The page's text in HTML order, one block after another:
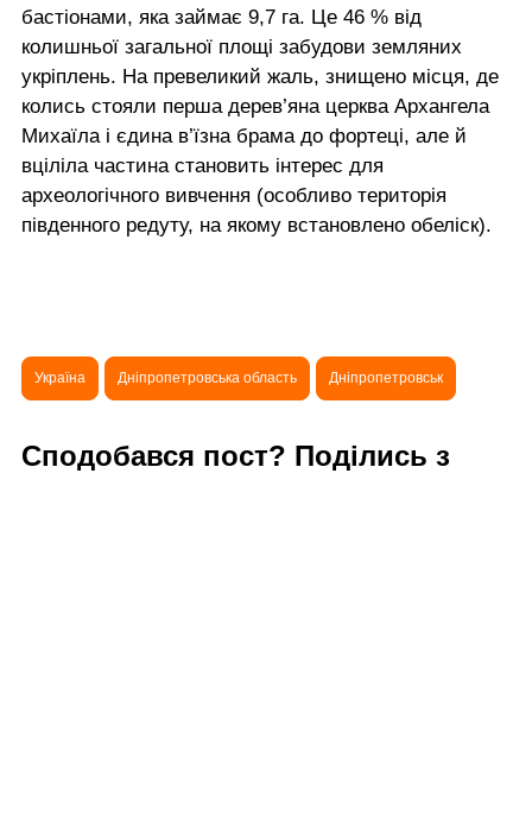
бастіонами, яка займає 9,7 га. Це 46 % від
колишньої загальної площі забудови земляних
укріплень. На превеликий жаль, знищено місця, де
колись стояли перша дерев’яна церква Архангела
Михаїла і єдина в’їзна брама до фортеці, але й
вціліла частина становить інтерес для
археологічного вивчення (особливо територія
південного редуту, на якому встановлено обеліск).
Україна Дніпропетровська область Дніпропетровськ
Сподобався пост? Поділись з